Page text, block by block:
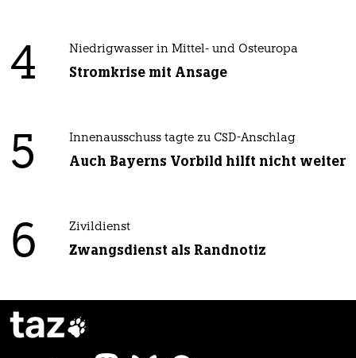
4 Niedrigwasser in Mittel- und Osteuropa
Stromkrise mit Ansage
5 Innenausschuss tagte zu CSD-Anschlag
Auch Bayerns Vorbild hilft nicht weiter
6 Zivildienst
Zwangsdienst als Randnotiz
taz